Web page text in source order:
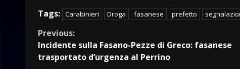
Tags: Carabinieri Droga fasanese prefetto
Continue
Reading
Previous:
Incidente sulla Fasano-Pezze di Greco: fasanese
trasportato d’urgenza al Perrino